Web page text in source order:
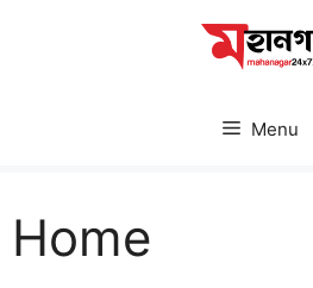
Menu
Home